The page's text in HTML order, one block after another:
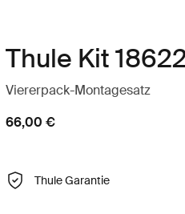
Thule Kit
Viererpack-Montagesatz
66,00 €
Thule Garantie